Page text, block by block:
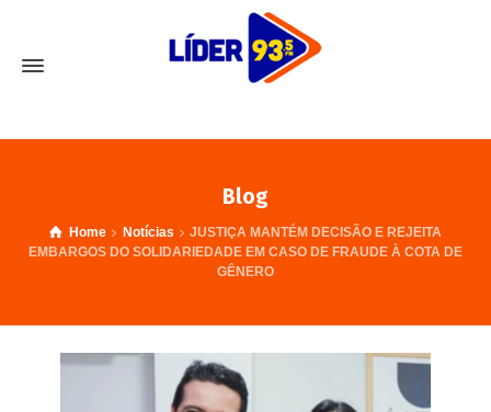
Blog
Home Notícias
JUSTIÇA MANTÉM DECISÃO E REJEITA
EMBARGOS DO SOLIDARIEDADE EM CASO DE FRAUDE À COTA DE
GÊNERO